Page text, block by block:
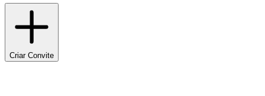
Criar Convite